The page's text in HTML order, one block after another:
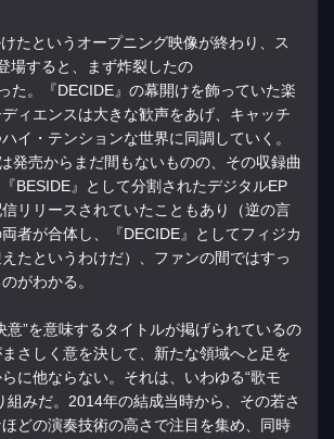
たというオープニング映像が終わり、ス
場すると、まず炸裂したの
た。『DECIDE』の幕開けを飾っていた楽
ィエンスは大きな歓声をあげ、キャッチ
イ・テンションな世界に同調していく。
発売からまだ間もないものの、その収録曲
BESIDE』として分割されたデジタルEP
リリースされていたこともあり（逆の言
者が合体し、『DECIDE』としてフィジカ
たというわけだ）、ファンの間ではすっ
がわかる。
意”を意味するタイトルが掲げられているの
さしく意を決して、新たな領域へと足を
に他ならない。それは、いわゆる“歌モ
組みだ。2014年の結成当時から、その若さ
どの演奏技術の高さで注目を集め、同時